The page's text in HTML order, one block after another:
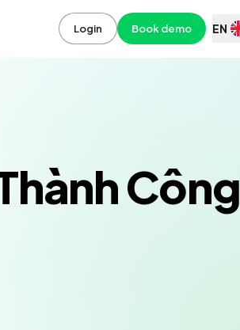
Login Book demo EN
Công